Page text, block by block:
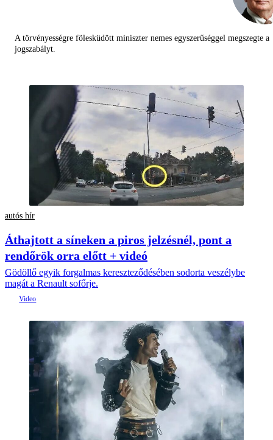
A törvényességre fölesküdött miniszter nemes egyszerűséggel megszegte a
jogszabályt.
autós hír
Áthajtott a síneken a piros jelzésnél, pont a
rendőrök orra előtt + videó
Gödöllő egyik forgalmas kereszteződésében sodorta veszélybe
magát a Renault sofőrje.